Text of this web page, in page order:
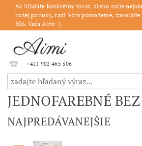
Ak hľadáte konkrétny tovar, alebo máte
našej ponuky, radi Vám pomôžeme, zavolajte
506. Vaša Aimi :)
+421 902 465 506
JEDNOFAREBNÉ
NAJPREDÁVANEJŠIE